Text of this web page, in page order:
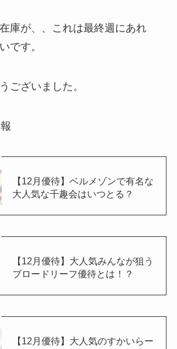
庫が、、これは最終週にあれ
です。
ございました。
【12月優待】ベルメゾンで有名な
大人気な千趣会はいつとる？
【12月優待】大人気みんなが狙う
ブロードリーフ優待とは！？
【12月優待】大人気のすかいらー